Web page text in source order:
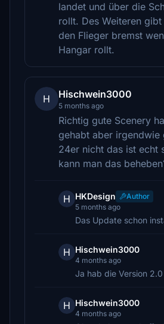
landet und über die
rollt. Des Weiteren
den Flieger bremst
Hangar rollt.
H Hischwein3000
5 months ago
Richtig gute Scenery
gehabt aber irgendwie
24er nicht das ist echt
kann man das
H HKDesign
Author
5 months ago
Das Update schon
H Hischwein3000
4 months ago
Ja hab die Version 2.0
H Hischwein3000
4 months ago